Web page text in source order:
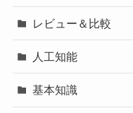
レビュー＆比較
人工知能
基本知識